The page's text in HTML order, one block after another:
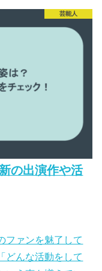
芸能人
の出演作や活
ファンを魅了して
どんな活動をして